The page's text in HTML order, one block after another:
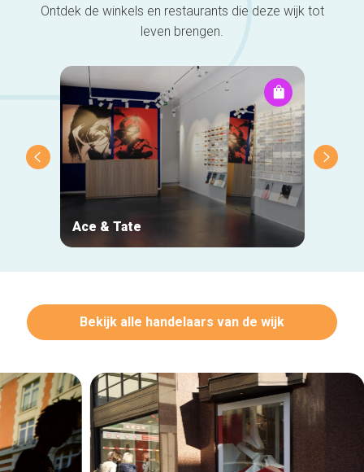
Ontdek de winkels en restaurants die deze wijk tot
leven brengen.
Ace & Tate
Bekijk alle handelaars van de wijk